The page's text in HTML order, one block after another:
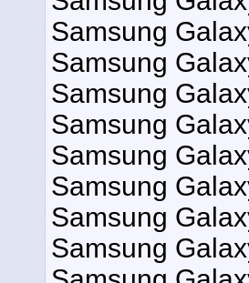
Asansambox... 27.09.2016,
08:21
28.09.2016,15:13
Samsung
Samsung
Samsung
Samsung
Samsung
Samsung
Samsung
Samsung